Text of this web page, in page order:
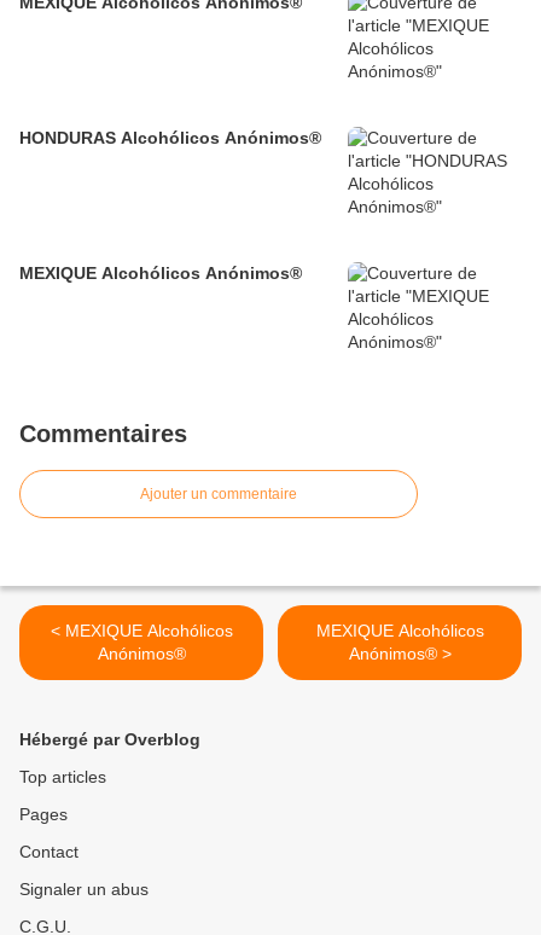
HONDURAS Alcohólicos Anónimos®
MEXIQUE Alcohólicos Anónimos®
Commentaires
Ajouter un commentaire
< MEXIQUE Alcohólicos
Anónimos®
MEXIQUE Alcohólicos
Anónimos® >
Hébergé par Overblog
Top articles
Pages
Contact
Signaler un abus
C.G.U.